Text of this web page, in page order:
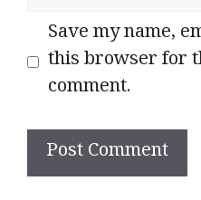
Save my name,
this browser for
comment.